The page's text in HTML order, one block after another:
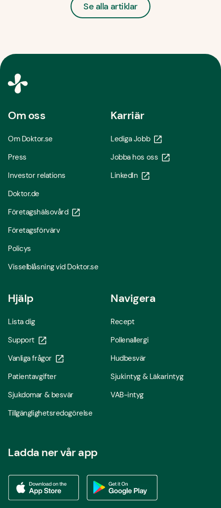
Se alla artiklar
Om oss
Om Doktor.se
Press
Investor relations
Doktor.de
Företagshälsovård
Företagsförvärv
Policys
Visselblåsning vid Doktor.se
Karriär
Lediga Jobb
Jobba hos oss
LinkedIn
Hjälp
Lista dig
Support
Vanliga frågor
Patientavgifter
Sjukdomar & besvär
Tillgänglighetsredogörelse
Navigera
Recept
Pollenallergi
Hudbesvär
Sjukintyg & Läkarintyg
VAB-intyg
Ladda ner vår app